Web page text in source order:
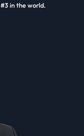
#3 in the world.